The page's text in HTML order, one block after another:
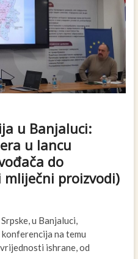
u Banjaluci:
u lancu
do
proizvodi)
u Banjaluci,
na temu
ishrane, od